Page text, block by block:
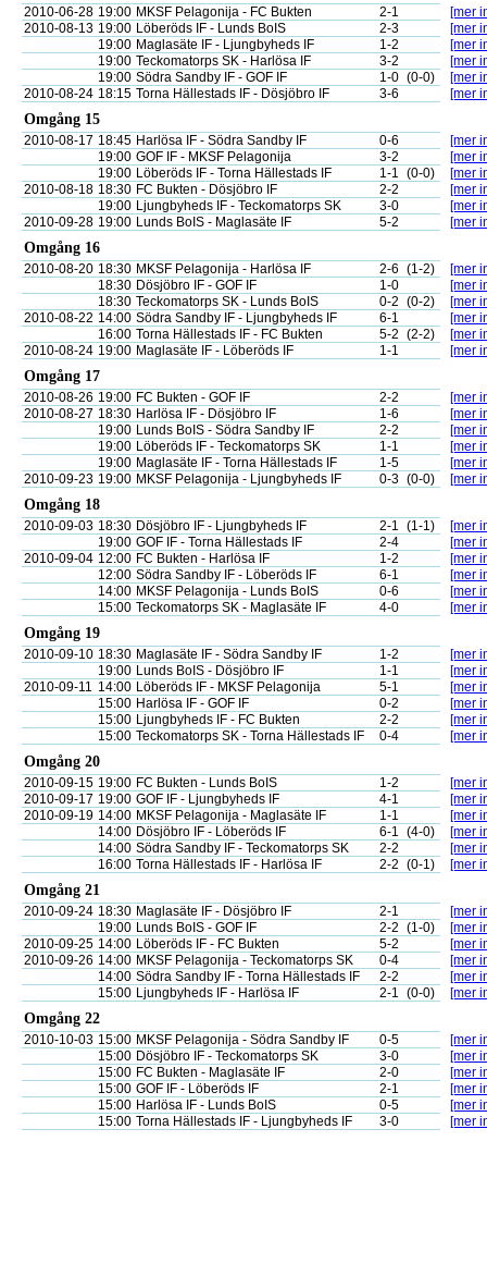
2010-06-28 19:00 MKSF Pelagonija - FC Bukten 2-1
[mer
2010-08-13 19:00 Löberöds IF - Lunds BoIS 2-3
[mer
19:00 Maglasäte IF - Ljungbyheds IF 1-2
[mer
19:00 Teckomatorps SK - Harlösa IF 3-2
[mer
19:00 Södra Sandby IF - GOF IF 1-0 (0-0)
[mer
2010-08-24 18:15 Torna Hällestads IF - Dösjöbro IF 3-6 [mer
Omgång 15
2010-08-17 18:45 Harlösa IF - Södra Sandby IF 0-6
[mer
19:00 GOF IF - MKSF Pelagonija 3-2
[mer
19:00 Löberöds IF - Torna Hällestads IF 1-1 (0-0)
[mer
2010-08-18 18:30 FC Bukten - Dösjöbro IF 2-2
[mer
19:00 Ljungbyheds IF - Teckomatorps SK 3-0
[mer
2010-09-28 19:00 Lunds BoIS - Maglasäte IF 5-2 [mer
Omgång 16
2010-08-20 18:30 MKSF Pelagonija - Harlösa IF 2-6 (1-2)
[mer
18:30 Dösjöbro IF - GOF IF 1-0
[mer
18:30 Teckomatorps SK - Lunds BoIS 0-2 (0-2)
[mer
2010-08-22 14:00 Södra Sandby IF - Ljungbyheds IF 6-1
[mer
16:00 Torna Hällestads IF - FC Bukten 5-2 (2-2)
[mer
2010-08-24 19:00 Maglasäte IF - Löberöds IF 1-1 [mer
Omgång 17
2010-08-26 19:00 FC Bukten - GOF IF 2-2
[mer
2010-08-27 18:30 Harlösa IF - Dösjöbro IF 1-6
[mer
19:00 Lunds BoIS - Södra Sandby IF 2-2
[mer
19:00 Löberöds IF - Teckomatorps SK 1-1
[mer
19:00 Maglasäte IF - Torna Hällestads IF 1-5
[mer
2010-09-23 19:00 MKSF Pelagonija - Ljungbyheds IF 0-3 (0-0) [mer
Omgång 18
2010-09-03 18:30 Dösjöbro IF - Ljungbyheds IF 2-1 (1-1)
[mer
19:00 GOF IF - Torna Hällestads IF 2-4
[mer
2010-09-04 12:00 FC Bukten - Harlösa IF 1-2
[mer
12:00 Södra Sandby IF - Löberöds IF 6-1
[mer
14:00 MKSF Pelagonija - Lunds BoIS 0-6
[mer
15:00 Teckomatorps SK - Maglasäte IF 4-0 [mer
Omgång 19
2010-09-10 18:30 Maglasäte IF - Södra Sandby IF 1-2
[mer
19:00 Lunds BoIS - Dösjöbro IF 1-1
[mer
2010-09-11 14:00 Löberöds IF - MKSF Pelagonija 5-1
[mer
15:00 Harlösa IF - GOF IF 0-2
[mer
15:00 Ljungbyheds IF - FC Bukten 2-2
[mer
15:00 Teckomatorps SK - Torna Hällestads IF 0-4 [mer
Omgång 20
2010-09-15 19:00 FC Bukten - Lunds BoIS 1-2
[mer
2010-09-17 19:00 GOF IF - Ljungbyheds IF 4-1
[mer
2010-09-19 14:00 MKSF Pelagonija - Maglasäte IF 1-1
[mer
14:00 Dösjöbro IF - Löberöds IF 6-1 (4-0)
[mer
14:00 Södra Sandby IF - Teckomatorps SK 2-2
[mer
16:00 Torna Hällestads IF - Harlösa IF 2-2 (0-1) [mer
Omgång 21
2010-09-24 18:30 Maglasäte IF - Dösjöbro IF 2-1
[mer
19:00 Lunds BoIS - GOF IF 2-2 (1-0)
[mer
2010-09-25 14:00 Löberöds IF - FC Bukten 5-2
[mer
2010-09-26 14:00 MKSF Pelagonija - Teckomatorps SK 0-4
[mer
14:00 Södra Sandby IF - Torna Hällestads IF 2-2
[mer
15:00 Ljungbyheds IF - Harlösa IF 2-1 (0-0) [mer
Omgång 22
2010-10-03 15:00 MKSF Pelagonija - Södra Sandby IF 0-5
[mer
15:00 Dösjöbro IF - Teckomatorps SK 3-0
[mer
15:00 FC Bukten - Maglasäte IF 2-0
[mer
15:00 GOF IF - Löberöds IF 2-1
[mer
15:00 Harlösa IF - Lunds BoIS 0-5
[mer
15:00 Torna Hällestads IF - Ljungbyheds IF 3-0 [mer